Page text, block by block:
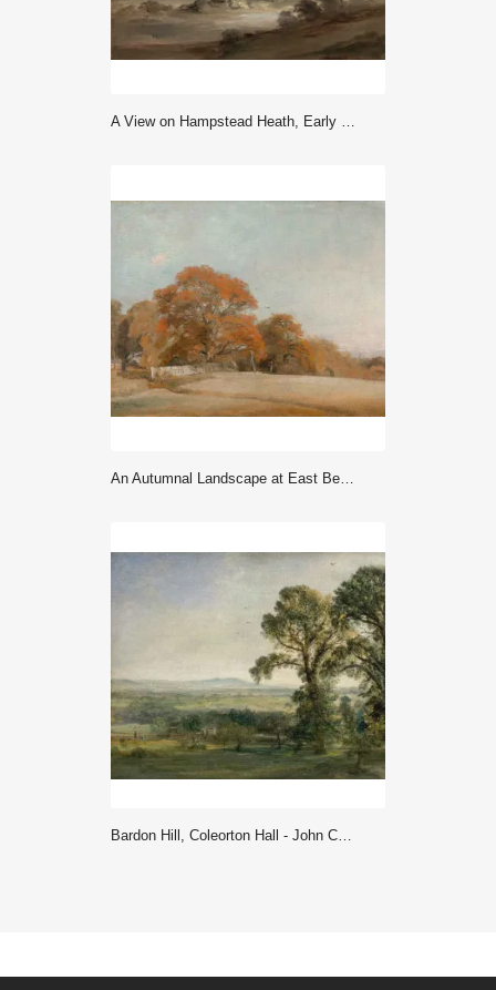
A View on Hampstead Heath, Early Morning - John Constable
An Autumnal Landscape at East Bergholt - John Constable
Bardon Hill, Coleorton Hall - John Constable